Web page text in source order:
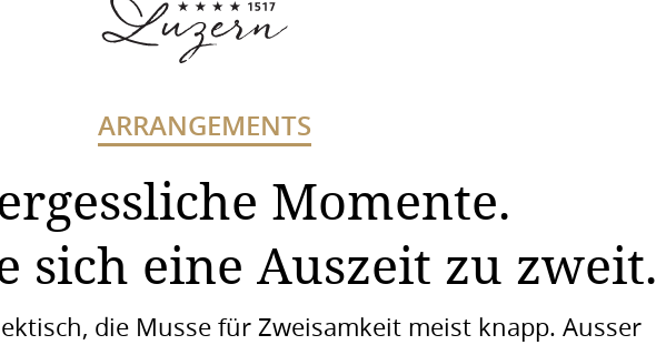
ARRANGEMENTS
Momente.
sich eine Auszeit zu zweit.
die Musse für Zweisamkeit meist knapp. Ausser